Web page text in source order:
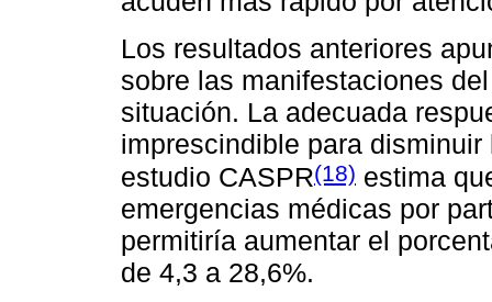
Los resultados anteriores
sobre las manifestaciones
situación. La adecuada
imprescindible para
estudio CASPR(18) estima
emergencias médicas por
permitiría aumentar el
de 4,3 a 28,6%.